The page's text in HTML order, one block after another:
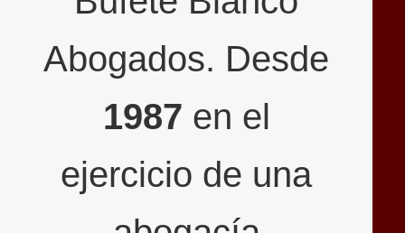
Abogados. Desde
1987 en el
ejercicio de una